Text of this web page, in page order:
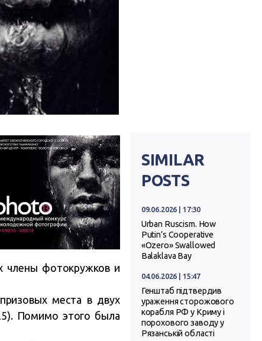
члены фотокружков и
места в двух
Помимо этого была
SIMILAR
POSTS
09.06.2026 | 17:30
Urban Ruscism. How
Putin’s Cooperative
«Ozero» Swallowed
Balaklava Bay
04.06.2026 | 15:47
Генштаб підтвердив
ураження сторожового
корабля РФ у Криму і
порохового заводу у
Рязанській області